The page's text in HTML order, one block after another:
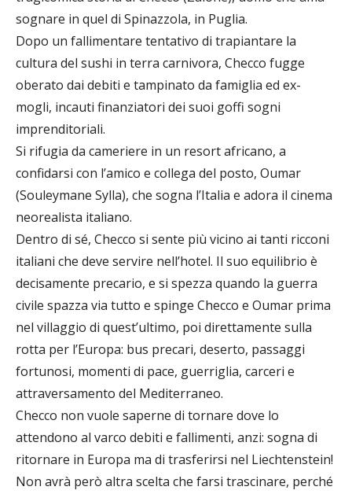
sognare in quel di Spinazzola, in Puglia.
Dopo un fallimentare tentativo di trapiantare la
cultura del sushi in terra carnivora, Checco fugge
oberato dai debiti e tampinato da famiglia ed ex-
mogli, incauti finanziatori dei suoi goffi sogni
imprenditoriali.
Si rifugia da cameriere in un resort africano, a
confidarsi con l’amico e collega del posto, Oumar
(Souleymane Sylla), che sogna l’Italia e adora il cinema
neorealista italiano.
Dentro di sé, Checco si sente più vicino ai tanti ricconi
italiani che deve servire nell’hotel. Il suo equilibrio è
decisamente precario, e si spezza quando la guerra
civile spazza via tutto e spinge Checco e Oumar prima
nel villaggio di quest’ultimo, poi direttamente sulla
rotta per l’Europa: bus precari, deserto, passaggi
fortunosi, momenti di pace, guerriglia, carceri e
attraversamento del Mediterraneo.
Checco non vuole saperne di tornare dove lo
attendono al varco debiti e fallimenti, anzi: sogna di
ritornare in Europa ma di trasferirsi nel Liechtenstein!
Non avrà però altra scelta che farsi trascinare, perché